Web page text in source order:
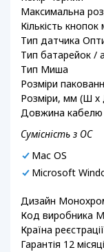
Максимальна
Кількість кнопок
Тип датчика
Тип батарейок /
Тип Миша
Розміри
Розміри, мм (Ш х
Довжина кабелю
Сумісність з ОС
Mac OS
Microsoft
Дизайн
Код виробника
Країна
Гарантія 12